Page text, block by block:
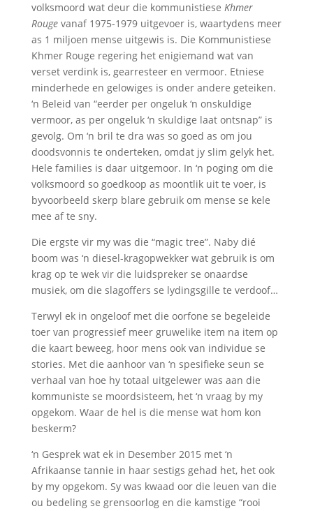
volksmoord wat deur die kommunistiese Khmer
Rougevanaf 1975-1979 uitgevoer is, waartydens meer
as 1 miljoen mense uitgewis is. Die Kommunistiese
Khmer Rouge regering het enigiemand wat van
verset verdink is, gearresteer en vermoor. Etniese
minderhede en gelowiges is onder andere geteiken.
‘n Beleid van “eerder per ongeluk ‘n onskuldige
vermoor, as per ongeluk ‘n skuldige laat ontsnap” is
gevolg. Om ‘n bril te dra was so goed as om jou
doodsvonnis te onderteken, omdat jy slim gelyk het.
Hele families is daar uitgemoor. In ‘n poging om die
volksmoord so goedkoop as moontlik uit te voer, is
byvoorbeeld skerp blare gebruik om mense se kele
mee af te sny.
Die ergste vir my was die “magic tree”. Naby dié
boom was ‘n diesel-kragopwekker wat gebruik is om
krag op te wek vir die luidspreker se onaardse
musiek, om die slagoffers se lydingsgille te verdoof…
Terwyl ek in ongeloof met die oorfone se begeleide
toer van progressief meer gruwelike item na item op
die kaart beweeg, hoor mens ook van individue se
stories. Met die aanhoor van ‘n spesifieke seun se
verhaal van hoe hy totaal uitgelewer was aan die
kommuniste se moordsisteem, het ‘n vraag by my
opgekom. Waar de hel is die mense wat hom kon
beskerm?
‘n Gesprek wat ek in Desember 2015 met ‘n
Afrikaanse tannie in haar sestigs gehad het, het ook
by my opgekom. Sy was kwaad oor die leuen van die
ou bedeling se grensoorlog en die kamstige “rooi